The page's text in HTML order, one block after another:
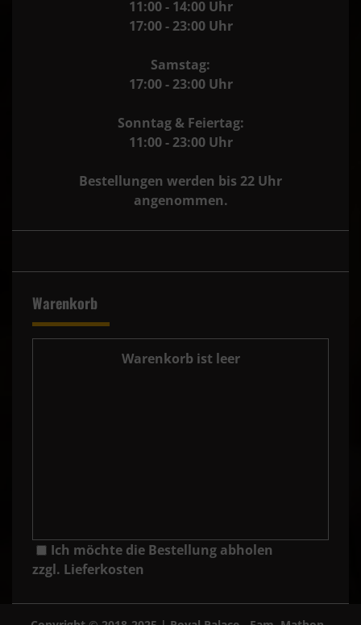
11:00 - 14:00 Uhr
17:00 - 23:00 Uhr
Samstag:
17:00 - 23:00 Uhr
Sonntag & Feiertag:
11:00 - 23:00 Uhr
Bestellungen werden bis 22 Uhr
angenommen.
Warenkorb
Warenkorb ist leer
Ich möchte die Bestellung abholen
zzgl. Lieferkosten